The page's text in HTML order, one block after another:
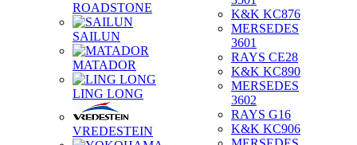
ROADSTONE
SAILUN
MATADOR
LING LONG
VREDESTEIN
K&K KC876
MERSEDES
3601
RAYS CE28
K&K KC890
MERSEDES
3602
RAYS G16
K&K KC906